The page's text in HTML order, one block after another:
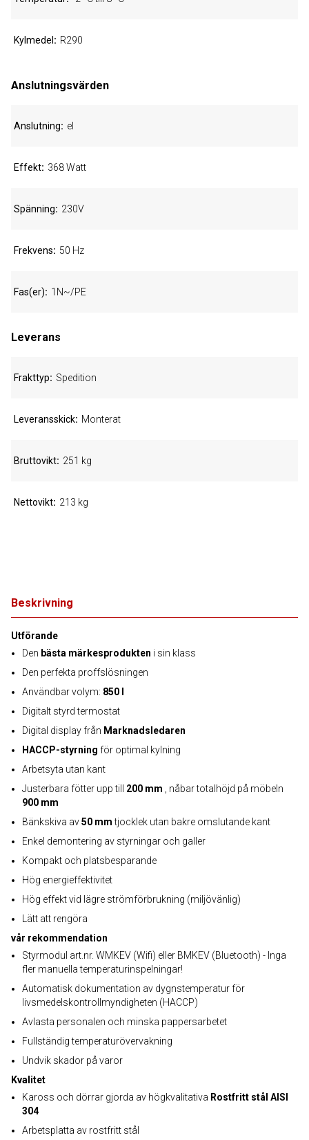
Beskrivning
Utförande
Den bästa märkesprodukten i sin klass
Den perfekta proffslösningen
Användbar volym: 850 l
Digitalt styrd termostat
Digital display från Marknadsledaren
HACCP-styrning för optimal kylning
Arbetsyta utan kant
Justerbara fötter upp till 200 mm
, nåbar totalhöjd på möbeln
900 mm
Bänkskiva av50 mmtjocklek utan bakre omslutande kant
Enkel demontering av styrningar och galler
Kompakt och platsbesparande
Hög energieffektivitet
Hög effekt vid lägre strömförbrukning (miljövänlig)
Lätt att rengöra
vår rekommendation
Styrmodul art.nr. WMKEV (Wifi) eller BMKEV (Bluetooth) - Inga
fler manuella temperaturinspelningar!
Automatisk dokumentation av dygnstemperatur för
livsmedelskontrollmyndigheten (HACCP)
Avlasta personalen och minska pappersarbetet
Fullständig temperaturövervakning
Undvik skador på varor
Kvalitet
Kaross och dörrar gjorda av högkvalitativa Rostfritt stål AISI
304
Arbetsplatta av rostfritt stål
Kylmedel R290
Anslutningsvärden
Anslutning el
Effekt 368 Watt
Spänning 230V
Frekvens 50 Hz
Fas(er) 1N~/PE
Leverans
Frakttyp Spedition
Leveransskick Monterat
Bruttovikt 251 kg
Nettovikt 213 kg